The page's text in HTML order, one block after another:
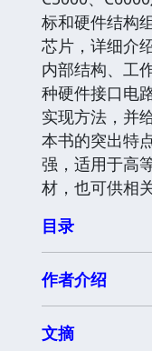
标和硬件结构
芯片，详细介
内部结构、工
种硬件接口电
实现方法，并
本书的突出特
强，适用于高
材，也可供相
目录
作者介绍
文摘